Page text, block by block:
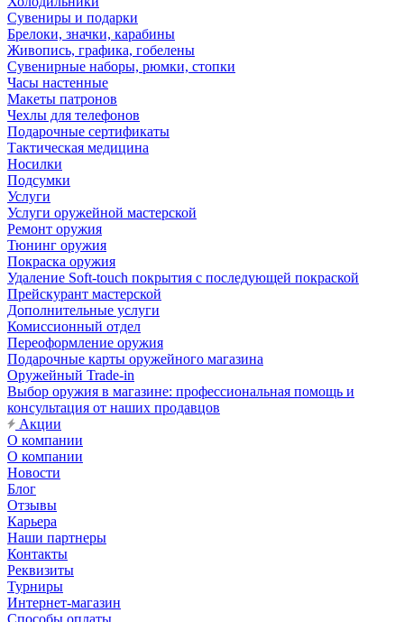
Сувениры и подарки
Брелоки, значки, карабины
Живопись, графика, гобелены
Сувенирные наборы, рюмки, стопки
Часы настенные
Макеты патронов
Чехлы для телефонов
Подарочные сертификаты
Тактическая медицина
Носилки
Подсумки
Услуги
Услуги оружейной мастерской
Ремонт оружия
Тюнинг оружия
Покраска оружия
Удаление Soft-touch покрытия с последующей покраской
Прейскурант мастерской
Дополнительные услуги
Комиссионный отдел
Переоформление оружия
Подарочные карты оружейного магазина
Оружейный Trade-in
Выбор оружия в магазине: профессиональная помощь и
консультация от наших продавцов
Акции
О компании
О компании
Новости
Блог
Отзывы
Карьера
Наши партнеры
Контакты
Реквизиты
Турниры
Интернет-магазин
Способы оплаты